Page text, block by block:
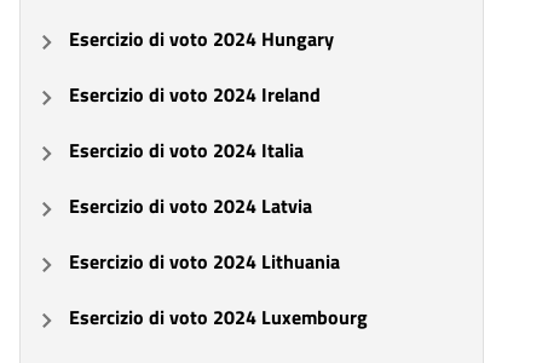
Esercizio di voto 2024 Hungary
Esercizio di voto 2024 Ireland
Esercizio di voto 2024 Italia
Esercizio di voto 2024 Latvia
Esercizio di voto 2024 Lithuania
Esercizio di voto 2024 Luxembourg